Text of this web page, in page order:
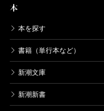
本
本を探す
書籍（単行本など）
新潮文庫
新潮新書